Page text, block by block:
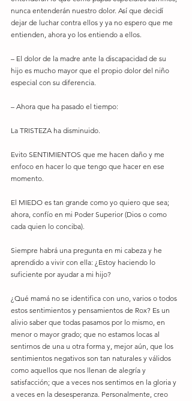
nunca entenderán nuestro dolor. Así que decidí
dejar de luchar contra ellos y ya no espero que me
entienden, ahora yo los entiendo a ellos.
– El dolor de la madre ante la discapacidad de su
hijo es mucho mayor que el propio dolor del niño
especial con su diferencia.
– Ahora que ha pasado el tiempo:
La TRISTEZA ha disminuido.
Evito SENTIMIENTOS que me hacen daño y me
enfoco en hacer lo que tengo que hacer en ese
momento.
El MIEDO es tan grande como yo quiero que sea;
ahora, confío en mi Poder Superior (Dios o como
cada quien lo conciba).
Siempre habrá una pregunta en mi cabeza y he
aprendido a vivir con ella: ¿Estoy haciendo lo
suficiente por ayudar a mi hijo?
¿Qué mamá no se identifica con uno, varios o todos
estos sentimientos y pensamientos de Rox? Es un
alivio saber que todas pasamos por lo mismo, en
menor o mayor grado; que no estamos locas al
sentirnos de una u otra forma y, mejor aún, que los
sentimientos negativos son tan naturales y válidos
como aquellos que nos llenan de alegría y
satisfacción; que a veces nos sentimos en la gloria y
a veces en la desesperanza. Personalmente, creo